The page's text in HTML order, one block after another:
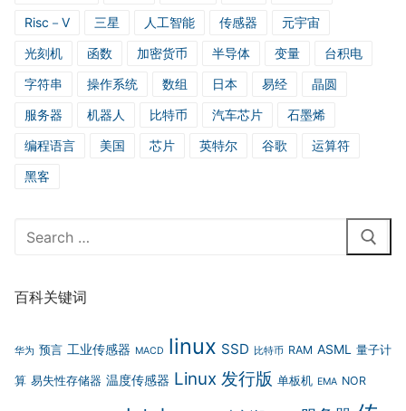
Risc－V
三星 人工智能 传感器
元宇宙
光刻机
函数 加密货币 半导体 变量
台积电
字符串
操作系统 数组 日本 易经
晶圆
服务器
机器人 比特币 汽车芯片
石墨烯
编程语言
美国 芯片 英特尔 谷歌
运算符
黑客
Search
百科关键词
华为 预言 工业传感器 MACD linux SSD 比特币 RAM ASML 量子计
算 易失性存储器 温度传感器 Linux 发行版 单板机 EMA NOR